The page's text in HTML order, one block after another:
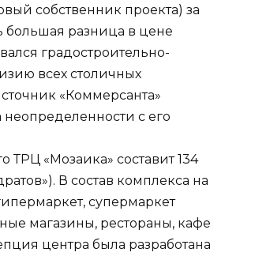
собственник проекта) за
большая разница в цене
градостроительно-
всех столичных
«Коммерсанта»
с его
ТРЦ «Мозаика» составит 134
В состав комплекса на
супермаркет
магазины, рестораны, кафе
центра была разработана